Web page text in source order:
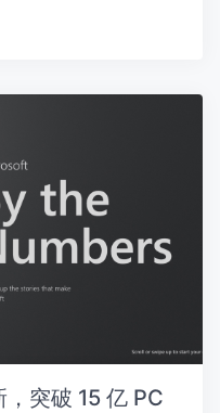
突破 15 亿 PC